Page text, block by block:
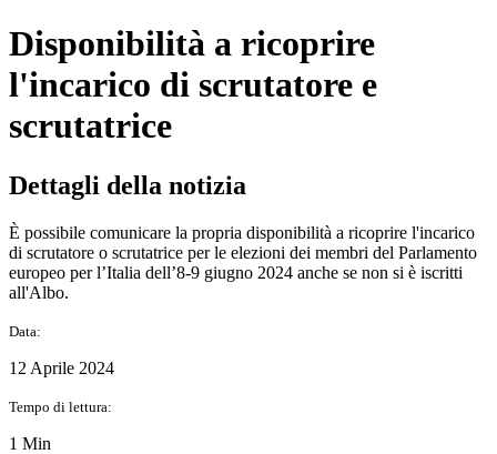
Disponibilità a ricoprire
l'incarico di scrutatore e
scrutatrice
Dettagli della notizia
È possibile comunicare la propria disponibilità a ricoprire l'incarico
di scrutatore o scrutatrice per le elezioni dei membri del Parlamento
europeo per l’Italia dell’8-9 giugno 2024 anche se non si è iscritti
all'Albo.
Data:
12 Aprile 2024
Tempo di lettura:
1 Min